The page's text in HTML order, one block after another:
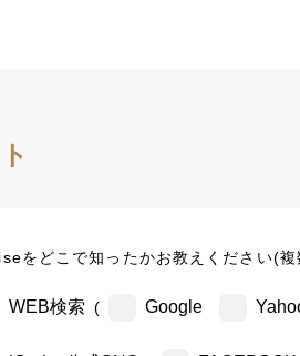
をどこで知ったかお教えください(複
WEB検索 ( Google